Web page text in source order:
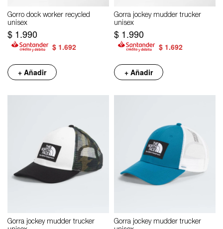
Gorro dock worker recycled
unisex
$ 1.990
$ 1.692
+ Añadir
Gorra jockey mudder trucker
unisex
$ 1.990
$ 1.692
+ Añadir
Gorra jockey mudder trucker
Gorra jockey mudder trucker